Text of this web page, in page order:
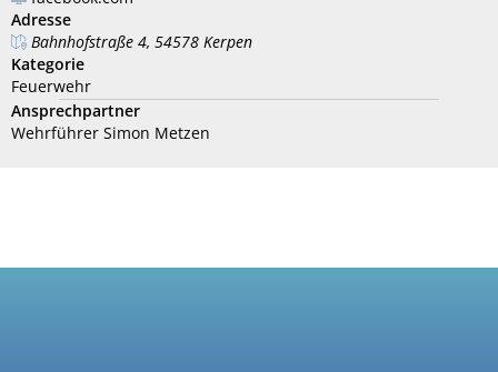
Adresse
Bahnhofstraße 4, 54578 Kerpen
Kategorie
Feuerwehr
Ansprechpartner
Wehrführer Simon Metzen